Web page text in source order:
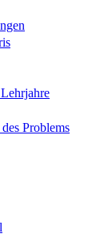
Problems